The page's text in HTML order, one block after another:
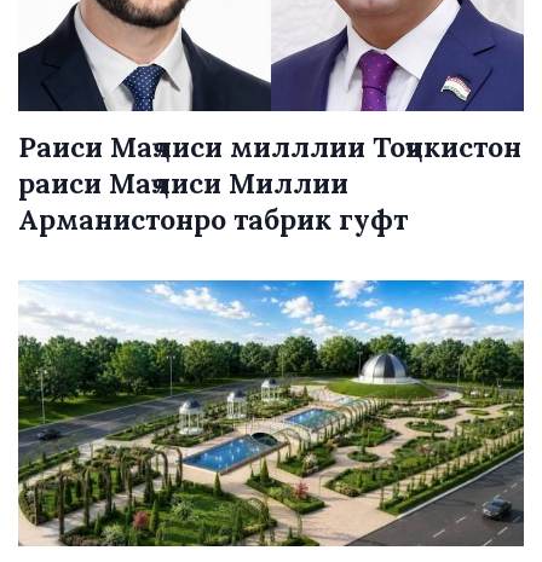
Раиси Маҷлиси милллии Тоҷикистон
раиси Маҷлиси Миллии
Арманистонро табрик гуфт